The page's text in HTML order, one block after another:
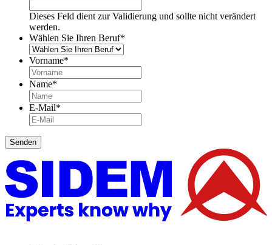
Dieses Feld dient zur Validierung und sollte nicht verändert
werden.
Wählen Sie Ihren Beruf*
Vorname*
Name*
E-Mail*
Senden